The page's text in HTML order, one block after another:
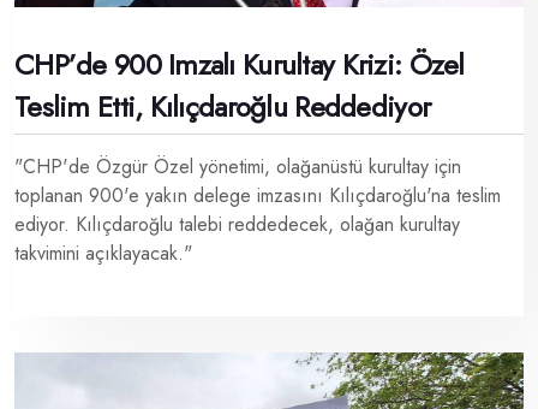
CHP’de 900 Imzalı Kurultay Krizi: Özel
Teslim Etti, Kılıçdaroğlu Reddediyor
"CHP'de Özgür Özel yönetimi, olağanüstü kurultay için
toplanan 900'e yakın delege imzasını Kılıçdaroğlu'na teslim
ediyor. Kılıçdaroğlu talebi reddedecek, olağan kurultay
takvimini açıklayacak."